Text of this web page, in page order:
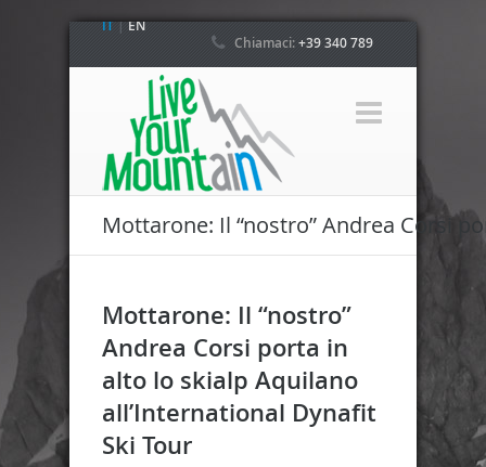
IT|EN
Chiamaci:+39 340 789
Mottarone: Il “nostro” Andrea Corsi
Mottarone: Il “nostro”
Andrea Corsi porta in
alto lo skialp Aquilano
all’International Dynafit
Ski Tour